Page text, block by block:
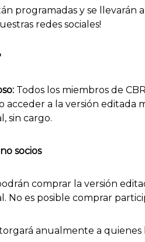
programadas y se llevarán
redes sociales!
Todos los miembros de
acceder a la versión editada
sin cargo.
socios
comprar la versión
No es posible comprar
anualmente a quienes